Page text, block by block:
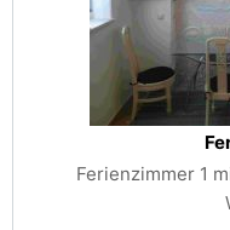
Ferienzimmer 1